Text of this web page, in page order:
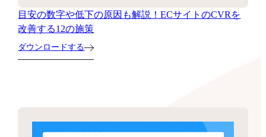
目安の数字や低下の原因も解説！ECサイトのCVRを
改善する12の施策
ダウンロードする